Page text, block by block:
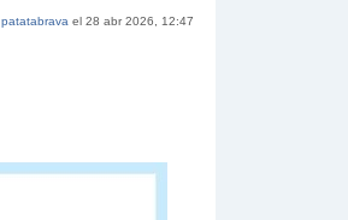
patatabrava el 28 abr 2026, 12:47